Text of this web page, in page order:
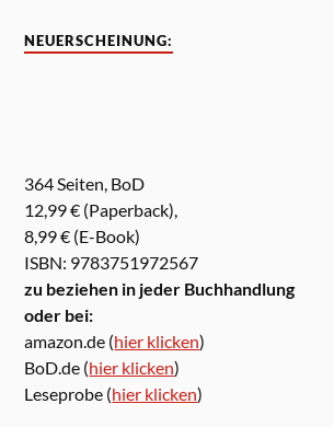
NEUERSCHEINUNG:
364 Seiten, BoD
12,99 € (Paperback),
8,99 € (E-Book)
ISBN: 9783751972567
zu beziehen in jeder Buchhandlung
oder bei:
amazon.de (hier klicken)
BoD.de (hier klicken)
Leseprobe (hier klicken)